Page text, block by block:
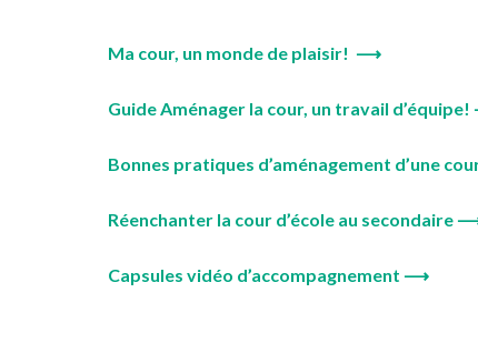
Ma cour, un monde de plaisir! ⟶
Guide Aménager la cour, un travail
Bonnes pratiques d’aménagement d’une
Réenchanter la cour d’école au secondaire
Capsules vidéo d’accompagnement ⟶